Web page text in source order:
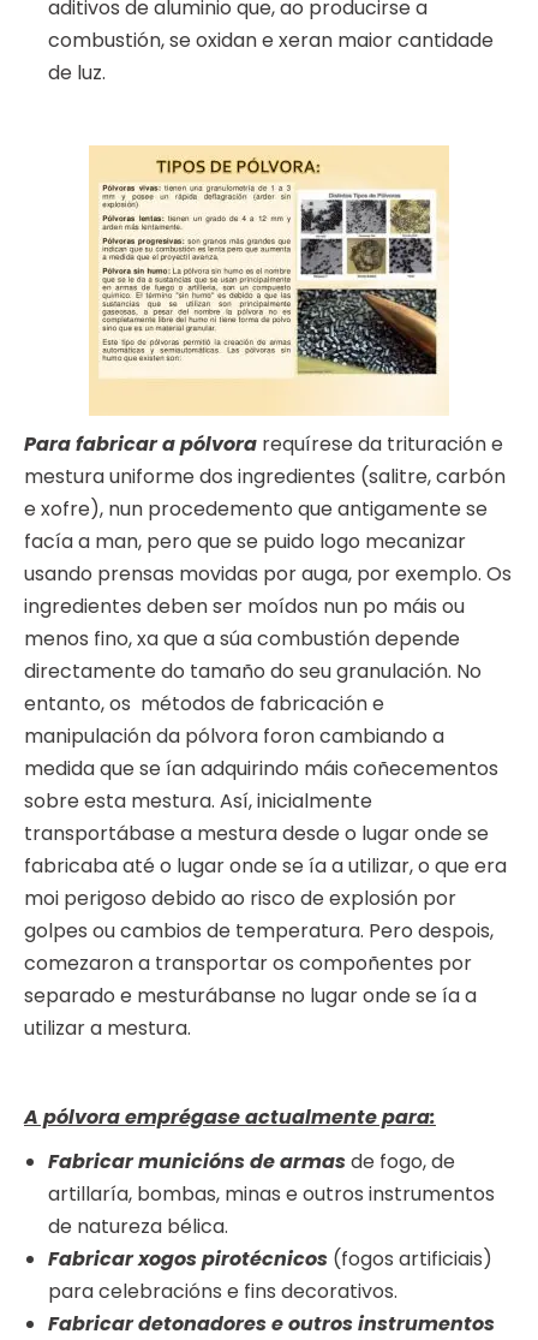
aditivos de aluminio que, ao producirse a
combustión, se oxidan e xeran maior cantidade
de luz.
Para fabricar a pólvora requírese da trituración e
mestura uniforme dos ingredientes (salitre, carbón
e xofre), nun procedemento que antigamente se
facía a man, pero que se puido logo mecanizar
usando prensas movidas por auga, por exemplo. Os
ingredientes deben ser moídos nun po máis ou
menos fino, xa que a súa combustión depende
directamente do tamaño do seu granulación. No
entanto, os métodos de fabricación e
manipulación da pólvora foron cambiando a
medida que se ían adquirindo máis coñecementos
sobre esta mestura. Así, inicialmente
transportábase a mestura desde o lugar onde se
fabricaba até o lugar onde se ía a utilizar, o que era
moi perigoso debido ao risco de explosión por
golpes ou cambios de temperatura. Pero despois,
comezaron a transportar os compoñentes por
separado e mesturábanse no lugar onde se ía a
utilizar a mestura.
A pólvora emprégase actualmente para:
Fabricar municións de armasde fogo, de
artillaría, bombas, minas e outros instrumentos
de natureza bélica.
Fabricar xogos pirotécnicos (fogos artificiais)
para celebracións e fins decorativos.
Fabricar detonadores e outros instrumentos